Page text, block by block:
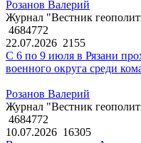
Розанов Валерий
Журнал "Вестник
4684772
22.07.2026 2155
С 6 по 9 июля в Рязани
военного округа среди
Розанов Валерий
Журнал "Вестник
4684772
10.07.2026 16305